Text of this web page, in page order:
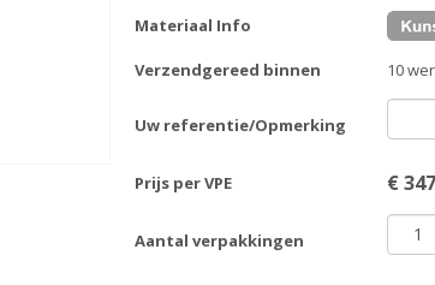
Materiaal Info
Verzendgereed binnen 10
Uw referentie/Opmerking
Prijs per VPE €
Aantal verpakkingen